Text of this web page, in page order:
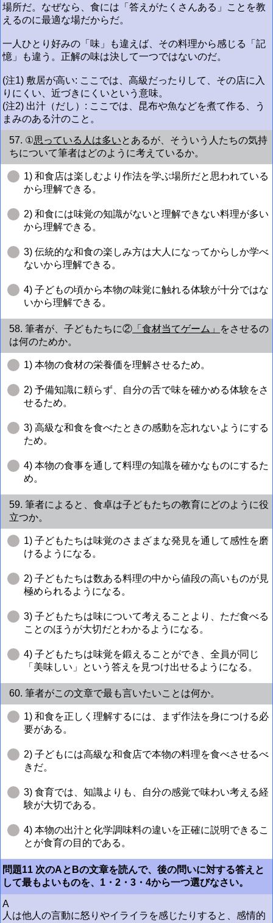
場所だ。なぜなら、食には「答えがたくさんある」ことを教
えるのに最適な場だからだ。
一人ひとり好みの「味」も違えば、その料理から感じる「記
憶」も違う。正解の味は決して一つではないのだ。
(注1) 敷居が高い: ここでは、高級だったりして、その店に入
りにくい、近づきにくいという意味。
(注2) 出汁（だし）: ここでは、昆布や魚などを煮て作る、う
まみのある汁のこと。
57. ①思っている人は多いとあるが、そういう人たちの気持
ちについて筆者はどのように考えているか。
1) 和食店は楽しむより作法を学ぶ場所だと思われている
から理解できる。
2) 和食には味覚の知識がないと理解できない料理が多い
から理解できる。
3) 伝統的な和食の楽しみ方は大人になってからしか学べ
ないから理解できる。
4) 子どもの頃から本物の味覚に触れる体験が十分ではな
いから理解できる。
58. 筆者が、子どもたちに② 「食材当てゲーム」
をさせるの
は何のためか。
1) 本物の食材の栄養価を理解させるため。
2) 予備知識に頼らず、自分の舌で味を確かめる体験をさ
せるため。
3) 高級な和食を食べたときの感動を忘れないようにする
ため。
4) 本物の食事を通して料理の知識を確かなものにするた
め。
59. 筆者によると、食卓は子どもたちの教育にどのように役
立つか。
1) 子どもたちは味覚のさまざまな発見を通して感性を磨
けるようになる。
2) 子どもたちは数ある料理の中から値段の高いものが見
極められるようになる。
3) 子どもたちは味について考えることより、ただ食べる
ことのほうが大切だとわかるようになる。
4) 子どもたちは味覚を鍛えることができ、全員が同じ
「美味しい」という答えを見つけ出せるようになる。
60. 筆者がこの文章で最も言いたいことは何か。
1) 和食を正しく理解するには、まず作法を身につける必
要がある。
2) 子どもには高級な和食店で本物の料理を食べさせるべ
きだ。
3) 食育では、知識よりも、自分の感覚で味わい考える経
験が大切である。
4) 本物の出汁と化学調味料の違いを正確に説明できるこ
とが食育の目的である。
問題11 次のAとBの文章を読んで、後の問いに対する答えと
して最もよいものを、1・2・3・4から一つ選びなさい。
A
人は他人の言動に怒りやイライラを感じたりすると、感情的